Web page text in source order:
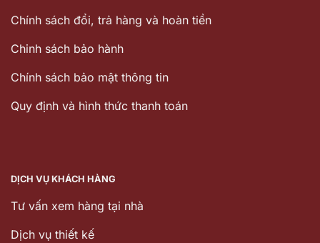
Chính sách đổi, trả hàng và hoàn tiền
Chinh sách bảo hành
Chính sách bảo mật thông tin
Quy định và hình thức thanh toán
DỊCH VỤ KHÁCH HÀNG
Tư vấn xem hàng tại nhà
Dịch vụ thiết kế